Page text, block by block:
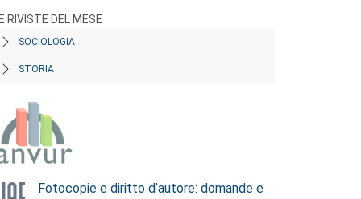
RIVISTE DEL MESE
SOCIOLOGIA
STORIA
Fotocopie e diritto d’autore: domande e